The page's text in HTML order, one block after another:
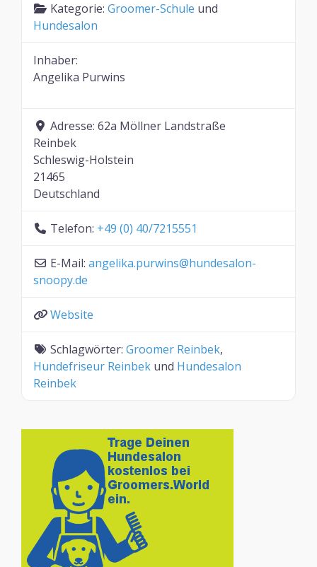
Kategorie: Groomer-Schule und
Hundesalon
Inhaber:
Angelika Purwins
Adresse: 62a Möllner Landstraße
Reinbek
Schleswig-Holstein
21465
Deutschland
Telefon: +49 (0) 40/7215551
E-Mail: angelika.purwins@hundesalon-
snoopy.de
Website
Schlagwörter: Groomer Reinbek,
Hundefriseur Reinbek und Hundesalon
Reinbek